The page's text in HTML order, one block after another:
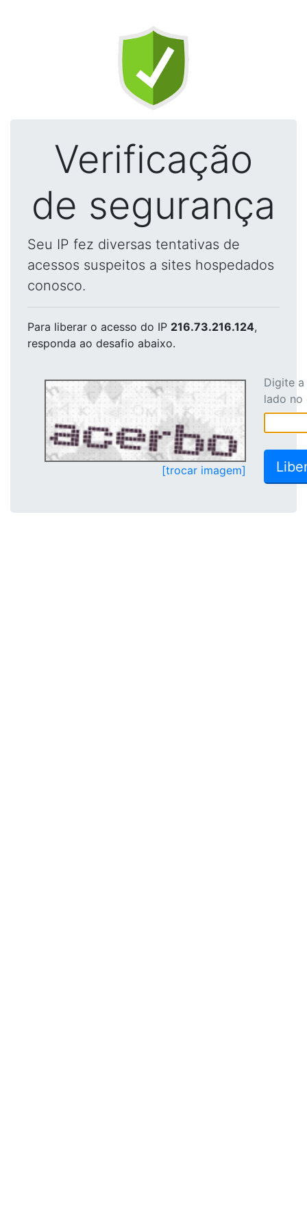
Verificação
de segurança
Seu IP fez diversas tentativas de
acessos suspeitos a sites hospedados
conosco.
Para liberar o acesso do IP 216.73.216.124,
responda ao desafio abaixo.
[trocar imagem]
Digite
lado no